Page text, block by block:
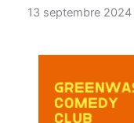
13 septembre